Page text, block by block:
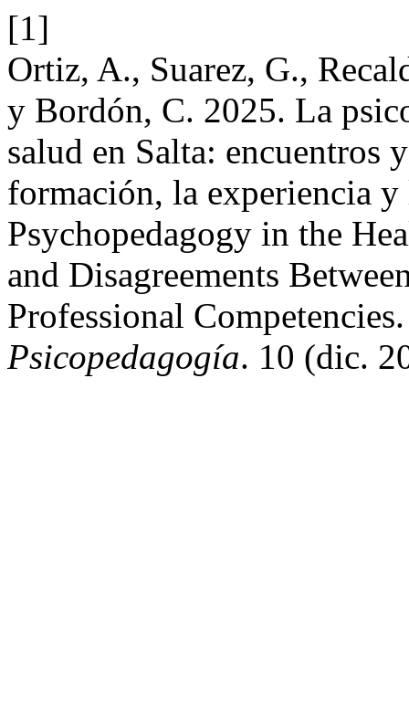
[1]
Ortiz, A., Suarez, G.,
y Bordón, C. 2025. La
salud en Salta: encuentros
formación, la experiencia y
Psychopedagogy in the
and Disagreements
Professional
Psicopedagogía. 10 (dic.